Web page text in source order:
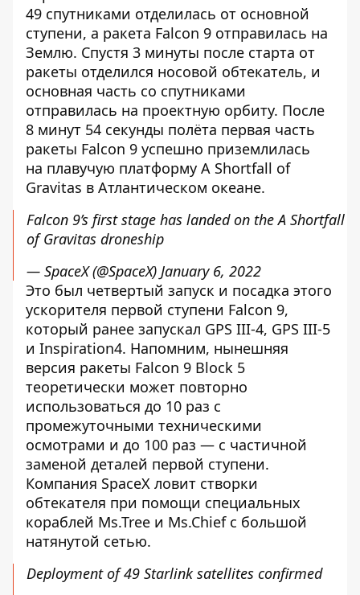
49 спутниками отделилась от основной
ступени, а ракета Falcon 9 отправилась на
Землю. Спустя 3 минуты после старта от
ракеты отделился носовой обтекатель, и
основная часть со спутниками
отправилась на проектную орбиту. После
8 минут 54 секунды полёта первая часть
ракеты Falcon 9 успешно приземлилась
на плавучую платформу A Shortfall of
Gravitas в Атлантическом океане.
Falcon 9’s first stage has landed on the A Shortfall
of Gravitas droneship
— SpaceX (@SpaceX) January 6, 2022
Это был четвертый запуск и посадка этого
ускорителя первой ступени Falcon 9,
который ранее запускал GPS III-4, GPS III-5
и Inspiration4. Напомним, нынешняя
версия ракеты Falcon 9 Block 5
теоретически может повторно
использоваться до 10 раз с
промежуточными техническими
осмотрами и до 100 раз — с частичной
заменой деталей первой ступени.
Компания SpaceX ловит створки
обтекателя при помощи специальных
кораблей Ms.Tree и Ms.Chief с большой
натянутой сетью.
Deployment of 49 Starlink satellites confirmed